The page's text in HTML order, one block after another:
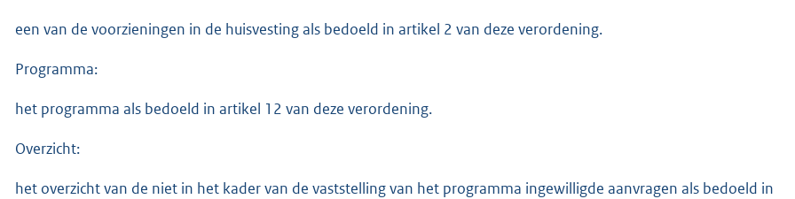
een van de voorzieningen in de huisvesting als bedoeld in artikel 2 van deze verordening.
Programma:
het programma als bedoeld in artikel 12 van deze verordening.
Overzicht:
het overzicht van de niet in het kader van de vaststelling van het programma ingewilligde aanvragen als bedoeld in